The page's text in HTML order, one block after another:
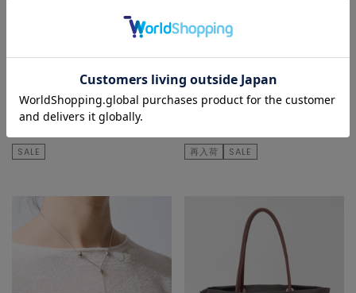
その他シューズ
¥35,200 50 % OFF
SALE
Liesse
スカート
¥29,700
再入荷 SALE